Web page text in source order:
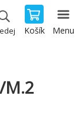
Košík Menu
M.2